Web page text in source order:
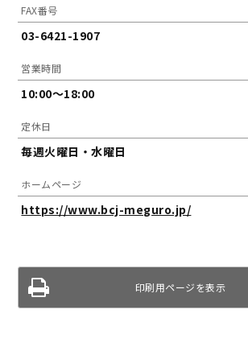
FAX番号
03-6421-1907
営業時間
10:00～18:00
定休日
毎週火曜日・水曜日
ホームページ
https://www.bcj-meguro.jp/
印刷用ページを表示